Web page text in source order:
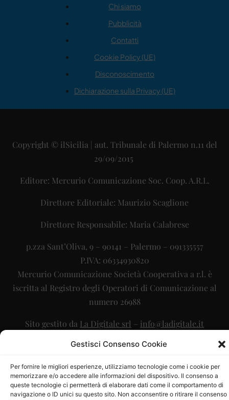
Gestisci Consenso Cookie
Per fornire le migliori esperienze, utilizziamo tecnologie come i cookie per
memorizzare e/o accedere alle informazioni del dispositivo. Il consenso a
queste tecnologie ci permetterà di elaborare dati come il comportamento di
navigazione o ID unici su questo sito. Non acconsentire o ritirare il consenso
Chi siamo
Pubblicità
Contatti
Cookie Policy (UE)
Disconoscimento
Dichiarazione sulla Privacy (UE)
Copyright © ilSicilia | aut. Tribunale di Palermo n.11 del
29/09/2015
Editore: Mercurio Comunicazione Soc. Coop. A.R.L.
Direttore Editoriale: Maurizio Scaglione
Direttore Responsabile: Maria Calabrese
p.zza Sant’Oliva, 9 – 90141 – Palermo – 091335557
P.IVA: 06334930820
Mercurio Comunicazione Società Cooperativa a r.l. è
iscritta al Registro degli Operatori di Comunicazione al
numero 26988
Sito gestito da La Digitale srl – info@ladigitale.it